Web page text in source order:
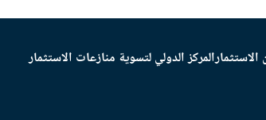
الاستثمارالمركز الدولي لتسوية منازعات الاستثمار